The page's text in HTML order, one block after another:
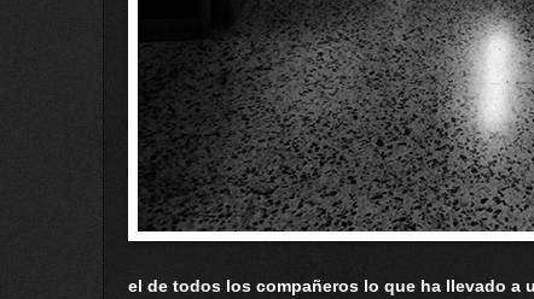
el de todos los compañeros lo que ha llevado a